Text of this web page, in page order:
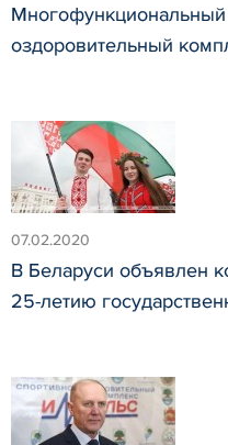
Многофункциональный
оздоровительный
07.02.2020
В Беларуси объявлен
25-летию